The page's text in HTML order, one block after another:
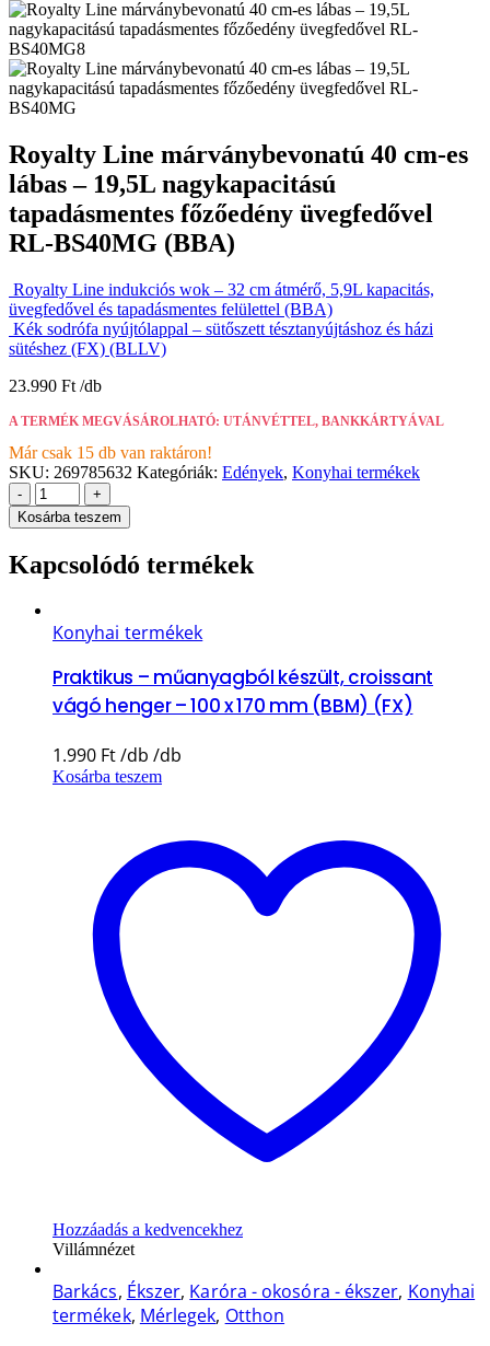
Royalty Line márványbevonatú 40 cm-es
lábas – 19,5L nagykapacitású
tapadásmentes főzőedény üvegfedővel
RL-BS40MG (BBA)
Royalty Line indukciós wok – 32 cm átmérő, 5,9L kapacitás,
üvegfedővel és tapadásmentes felülettel (BBA)
Kék sodrófa nyújtólappal – sütőszett tésztanyújtáshoz és házi
sütéshez (FX) (BLLV)
23.990 Ft
A TERMÉK MEGVÁSÁROLHATÓ: UTÁNVÉTTEL, BANKKÁRTYÁVAL
Már csak 15 db van raktáron!
SKU: 269785632 Kategóriák: Edények, Konyhai termékek
-
+
Kosárba teszem
Kapcsolódó termékek
Konyhai termékek
Praktikus – műanyagból készült, croissant
vágó henger – 100 x 170 mm (BBM) (FX)
1.990 Ft
Kosárba teszem
Hozzáadás a kedvencekhez
Villámnézet
Barkács, Ékszer, Karóra - okosóra - ékszer, Konyhai
termékek, Mérlegek, Otthon